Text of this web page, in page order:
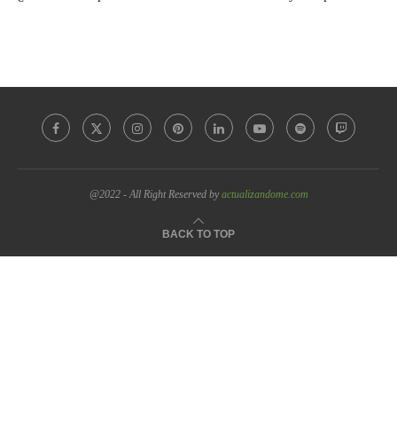
@2022 - All Right Reserved byactualizandome.com
BACK TO TOP